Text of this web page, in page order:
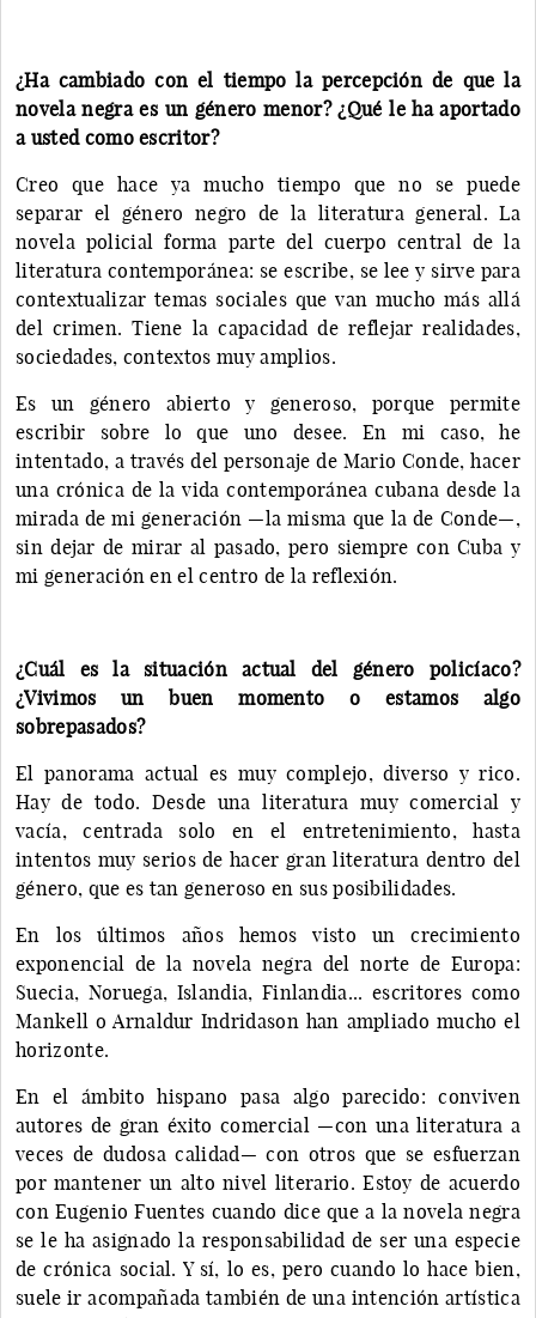
¿Ha cambiado con el tiempo la percepción de que la
novela negra es un género menor? ¿Qué le ha aportado
a usted como escritor?
Creo que hace ya mucho tiempo que no se puede
separar el género negro de la literatura general. La
novela policial forma parte del cuerpo central de la
literatura contemporánea: se escribe, se lee y sirve para
contextualizar temas sociales que van mucho más allá
del crimen. Tiene la capacidad de reflejar realidades,
sociedades, contextos muy amplios.
Es un género abierto y generoso, porque permite
escribir sobre lo que uno desee. En mi caso, he
intentado, a través del personaje de Mario Conde, hacer
una crónica de la vida contemporánea cubana desde la
mirada de mi generación —la misma que la de Conde—,
sin dejar de mirar al pasado, pero siempre con Cuba y
mi generación en el centro de la reflexión.
¿Cuál es la situación actual del género policíaco?
¿Vivimos un buen momento o estamos algo
sobrepasados?
El panorama actual es muy complejo, diverso y rico.
Hay de todo. Desde una literatura muy comercial y
vacía, centrada solo en el entretenimiento, hasta
intentos muy serios de hacer gran literatura dentro del
género, que es tan generoso en sus posibilidades.
En los últimos años hemos visto un crecimiento
exponencial de la novela negra del norte de Europa:
Suecia, Noruega, Islandia, Finlandia... escritores como
Mankell o Arnaldur Indridason han ampliado mucho el
horizonte.
En el ámbito hispano pasa algo parecido: conviven
autores de gran éxito comercial —con una literatura a
veces de dudosa calidad— con otros que se esfuerzan
por mantener un alto nivel literario. Estoy de acuerdo
con Eugenio Fuentes cuando dice que a la novela negra
se le ha asignado la responsabilidad de ser una especie
de crónica social. Y sí, lo es, pero cuando lo hace bien,
suele ir acompañada también de una intención artística